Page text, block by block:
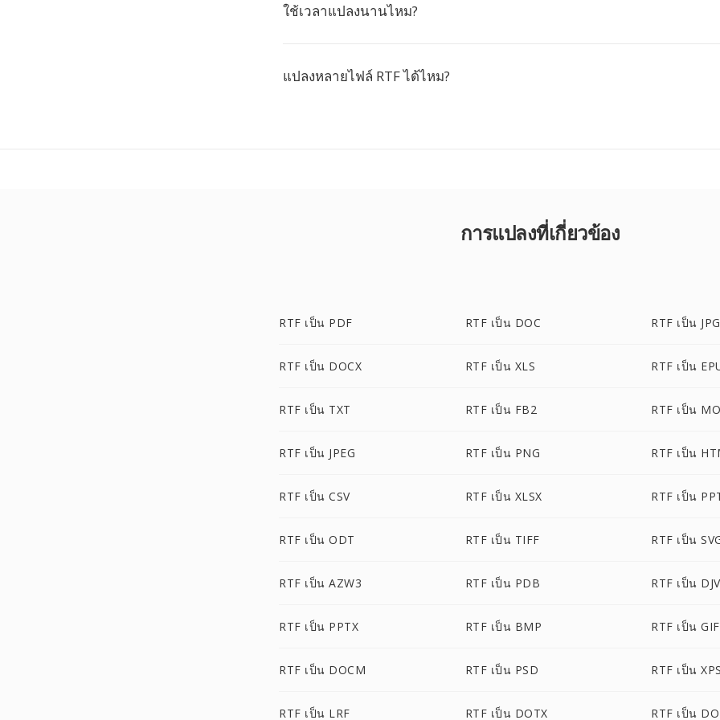
ใช้เวลาแปลงนานไหม?
แปลงหลายไฟล์ RTF ได้ไหม?
การแปลงที่เกี่ยวข้อง
RTF เป็น PDF RTF เป็น DOC RTF เป็น JPG
RTF เป็น DOCX RTF เป็น XLS RTF เป็น
RTF เป็น TXT RTF เป็น FB2 RTF เป็น
RTF เป็น JPEG RTF เป็น PNG RTF เป็น
RTF เป็น CSV RTF เป็น XLSX RTF เป็น
RTF เป็น ODT RTF เป็น TIFF RTF เป็น
RTF เป็น AZW3 RTF เป็น PDB RTF เป็น
RTF เป็น PPTX RTF เป็น BMP RTF เป็น GIF
RTF เป็น DOCM RTF เป็น PSD RTF เป็น
RTF เป็น LRF RTF เป็น DOTX RTF เป็น